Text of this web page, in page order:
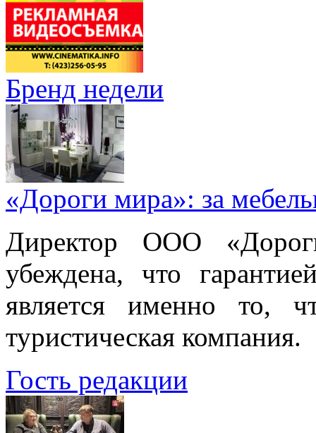
Бренд недели
«Дороги мира»: за
Директор ООО
убеждена, что
является именно то,
туристическая компания.
Гость редакции